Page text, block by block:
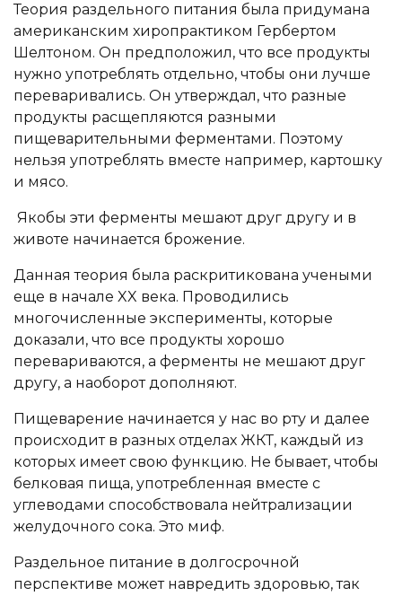
Теория раздельного питания была придумана
американским хиропрактиком Гербертом
Шелтоном. Он предположил, что все продукты
нужно употреблять отдельно, чтобы они лучше
переваривались. Он утверждал, что разные
продукты расщепляются разными
пищеварительными ферментами. Поэтому
нельзя употреблять вместе например, картошку
и мясо.
Якобы эти ферменты мешают друг другу и в
животе начинается брожение.
Данная теория была раскритикована учеными
еще в начале XX века. Проводились
многочисленные эксперименты, которые
доказали, что все продукты хорошо
перевариваются, а ферменты не мешают друг
другу, а наоборот дополняют.
Пищеварение начинается у нас во рту и далее
происходит в разных отделах ЖКТ, каждый из
которых имеет свою функцию. Не бывает, чтобы
белковая пища, употребленная вместе с
углеводами способствовала нейтрализации
желудочного сока. Это миф.
Раздельное питание в долгосрочной
перспективе может навредить здоровью, так